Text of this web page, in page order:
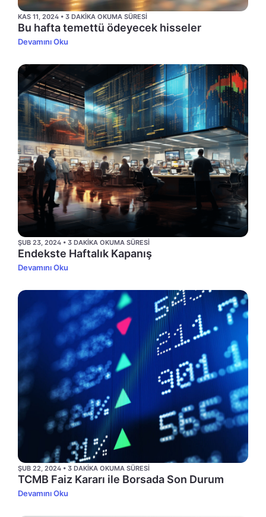
KAS 11, 2024 • 3 DAKIKA OKUMA SÜRESI
Bu hafta temettü ödeyecek hisseler
Devamını Oku
ŞUB 23, 2024 • 3 DAKIKA OKUMA SÜRESI
Endekste Haftalık Kapanış
Devamını Oku
ŞUB 22, 2024 • 3 DAKIKA OKUMA SÜRESI
TCMB Faiz Kararı ile Borsada Son Durum
Devamını Oku